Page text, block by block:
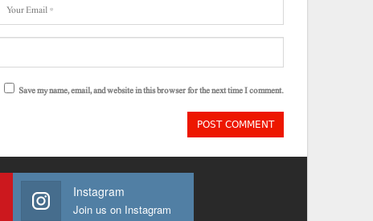
Save my name, email, and website in this browser for the next time I comment.
Instagram
Join us on Instagram